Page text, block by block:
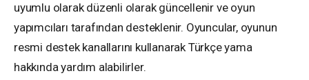
uyumlu olarak düzenli olarak güncellenir ve oyun
yapımcıları tarafından desteklenir. Oyuncular, oyunun
resmi destek kanallarını kullanarak Türkçe yama
hakkında yardım alabilirler.